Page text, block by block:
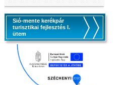
Sió-mente kerékpár
turisztikai fejlesztés I.
ütem